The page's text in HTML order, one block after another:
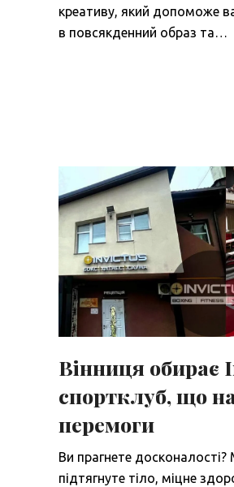
креативу, який допоможе
в повсякденний образ та…
Вінниця обирає
спортклуб, що
перемоги
Ви прагнете досконалості?
підтягнуте тіло, міцне